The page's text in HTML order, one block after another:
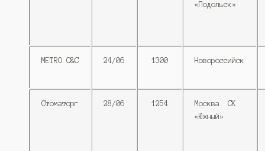
«Подольск»
METRO C&C 24/06 1300 Новороссийск
Стоматорг 28/06 1254
Москва. СК
«Южный»